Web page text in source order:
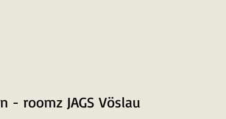
- roomz JAGS Vöslau